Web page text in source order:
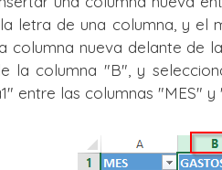
letra de una columna, y el
columna nueva delante de
la columna "B", y
entre las columnas "MES" y